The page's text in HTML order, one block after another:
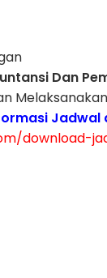
Dan
Jadwal
download-